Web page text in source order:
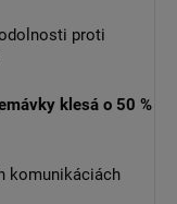
proti
klesá o 50 %
komunikáciách